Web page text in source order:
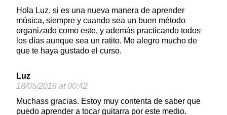
Hola Luz, si es una nueva manera de aprender
música, siempre y cuando sea un buen método
organizado como este, y además practicando todos
los días aunque sea un ratito. Me alegro mucho de
que te haya gustado el curso.
Luz
18/05/2016 at 00:42
Muchass gracias. Estoy muy contenta de saber que
puedo aprender a tocar guitarra por este medio.